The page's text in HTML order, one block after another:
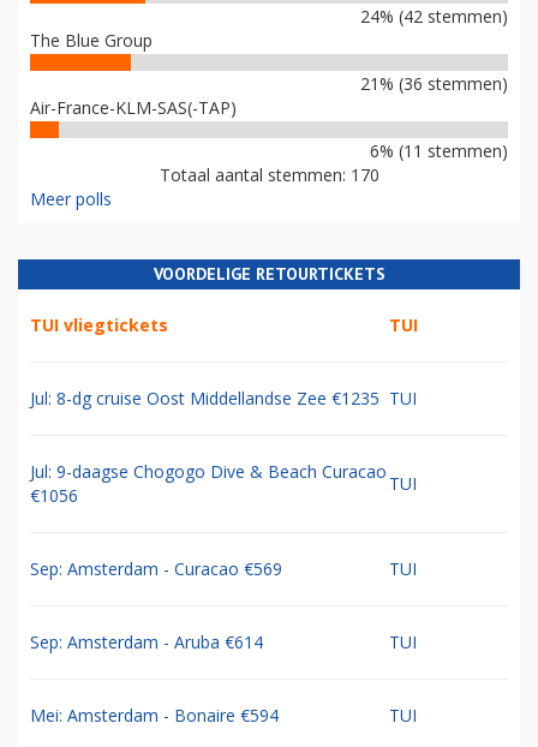
24% (42 stemmen)
The Blue Group
21% (36 stemmen)
Air-France-KLM-SAS(-TAP)
6% (11 stemmen)
Totaal aantal stemmen: 170
Meer polls
VOORDELIGE RETOURTICKETS
TUI vliegtickets TUI
Jul: 8-dg cruise Oost Middellandse Zee €1235 TUI
Jul: 9-daagse Chogogo Dive & Beach Curacao
€1056
TUI
Sep: Amsterdam - Curacao €569 TUI
Sep: Amsterdam - Aruba €614 TUI
Mei: Amsterdam - Bonaire €594 TUI